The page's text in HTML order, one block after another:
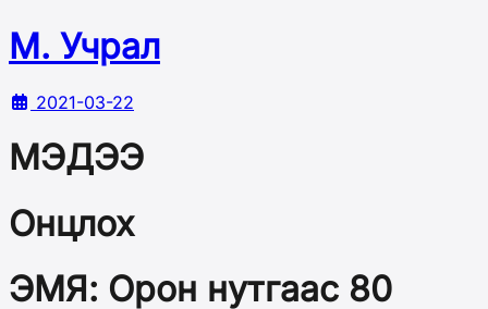
М. Учрал
2021-03-22
МЭДЭЭ
Онцлох
ЭМЯ: Орон нутгаас 80